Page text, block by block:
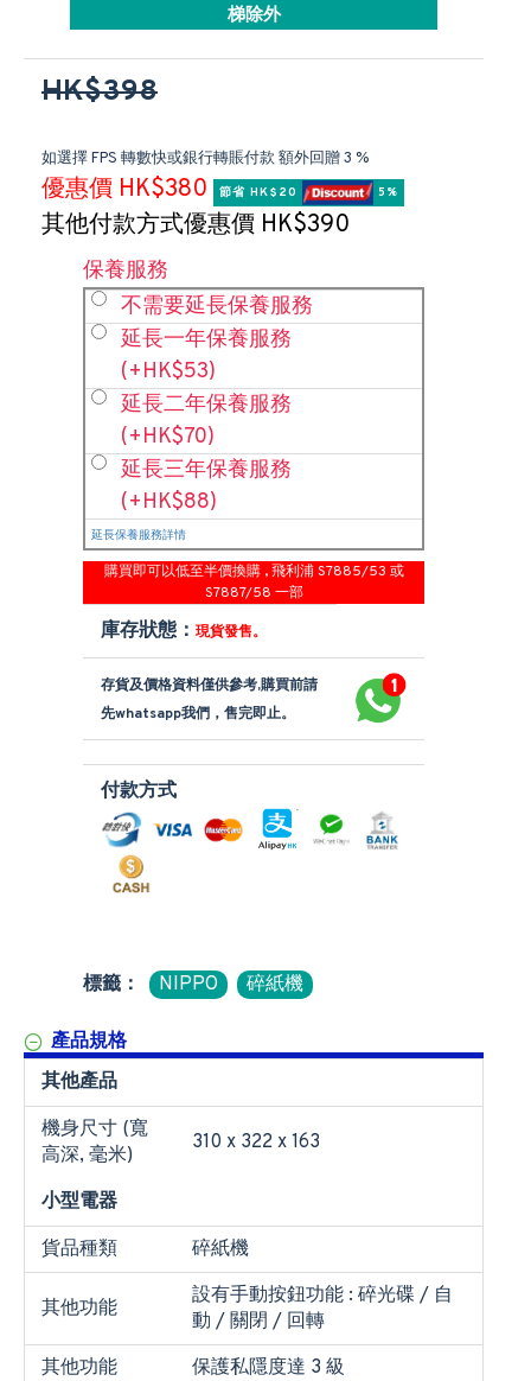
梯除外
HK$398
如選擇 FPS 轉數快或銀行轉賬付款 額外回贈 3 %
優惠價 HK$380 節省 HK$20 5%
其他付款方式優惠價 HK$390
保養服務
不需要延長保養服務
延長一年保養服務
(+HK$53)
延長二年保養服務
(+HK$70)
延長三年保養服務
(+HK$88)
延長保養服務詳情
購買即可以低至半價換購 , 飛利浦 S7885/53 或
S7887/58 一部
庫存狀態： 現貨發售。
存貨及價格資料僅供參考,購買前請
先whatsapp我們，售完即止。
付款方式
標籤： NIPPO 碎紙機
產品規格
其他產品
機身尺寸 (寬
高深, 毫米)
310 x 322 x 163
小型電器
貨品種類
碎紙機
其他功能
設有手動按鈕功能 : 碎光碟 / 自
動 / 關閉 / 回轉
其他功能
保護私隱度達 3 級